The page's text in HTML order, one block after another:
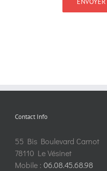
Contact Info
55 Bis Boulevard Carnot
78110 Le Vésinet
Mobile : 06.08.45.68.98